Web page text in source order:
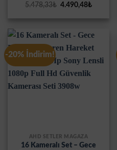
5.478,33₺ Orijinal
5.478,33₺.
4.490,48₺Şu
fiyat:
-20% İndirim!
AHD SETLER MAĞAZA
16 Kameralı Set – Gece